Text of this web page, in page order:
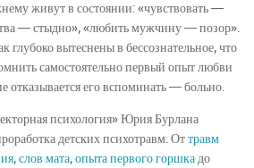
живут в состоянии: «чувствовать —
— стыдно», «любить мужчину — позор».
вытеснены в бессознательное, что
самостоятельно первый опыт любви
отказывается его вспоминать — больно.
психология» Юрия Бурлана
детских психотравм. Оттравм
,слов мата,опыта первого горшкадо